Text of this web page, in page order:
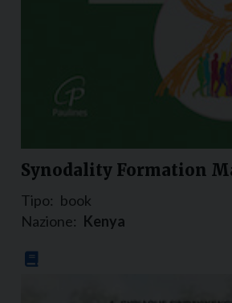
Synodality Formation
Tipo: book
Nazione: Kenya